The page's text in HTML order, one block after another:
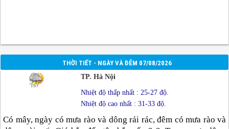
THỜI TIẾT - NGÀY VÀ ĐÊM 07/08/2026
TP. Hà Nội
Nhiệt độ thấp nhất : 25-27 độ.
Nhiệt độ cao nhất : 31-33 độ.
Có mây, ngày có mưa rào và dông rải rác, đêm có mưa rào và